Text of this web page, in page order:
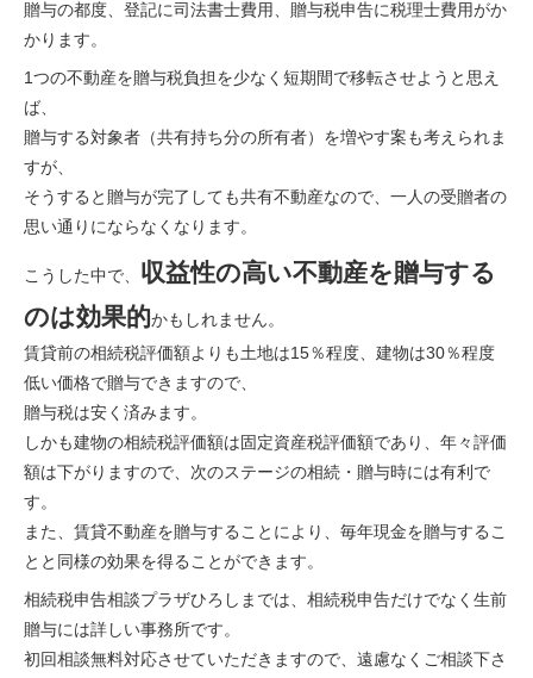
贈与の都度、登記に司法書士費用、贈与税申告に税理士費用がか
かります。
1つの不動産を贈与税負担を少なく短期間で移転させようと思え
ば、
贈与する対象者（共有持ち分の所有者）を増やす案も考えられま
すが、
そうすると贈与が完了しても共有不動産なので、一人の受贈者の
思い通りにならなくなります。
こうした中で、 収益性の高い不動産を贈与する
のは効果的かもしれません。
賃貸前の相続税評価額よりも土地は15％程度、建物は30％程度
低い価格で贈与できますので、
贈与税は安く済みます。
しかも建物の相続税評価額は固定資産税評価額であり、年々評価
額は下がりますので、次のステージの相続・贈与時には有利で
す。
また、賃貸不動産を贈与することにより、毎年現金を贈与するこ
とと同様の効果を得ることができます。
相続税申告相談プラザひろしま では、相続税申告だけでなく生前
贈与には詳しい事務所です。
初回相談無料対応させていただきますので、遠慮なくご相談下さ